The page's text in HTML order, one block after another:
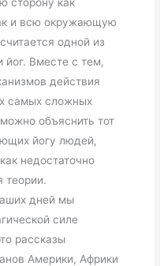
и всю окружающую
одной из
йог. Вместе с тем,
действия
самых сложных
объяснить тот
йогу людей,
недостаточно
теории.
дней мы
силе
рассказы
Америки, Африки